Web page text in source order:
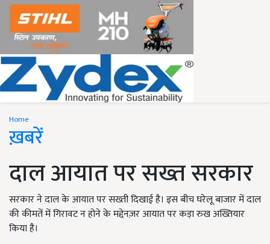
Home
ख़बरें
दाल आयात पर सख्त सरकार
सरकार ने दाल के आयात पर सख्ती दिखाई है। इस बीच घरेलू बाजार में दाल
की कीमतें में गिरावट न होने के मद्देनज़र आयात पर कड़ा रुख अख्तियार
किया है।